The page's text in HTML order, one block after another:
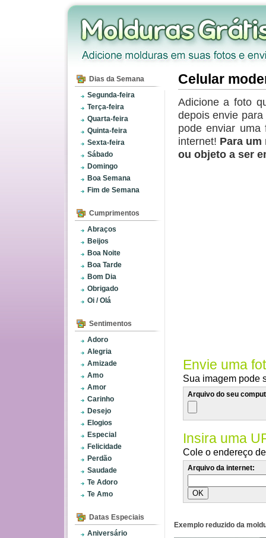
Dias da Semana
Segunda-feira
Terça-feira
Quarta-feira
Quinta-feira
Sexta-feira
Sábado
Domingo
Boa Semana
Fim de Semana
Cumprimentos
Abraços
Beijos
Boa Noite
Boa Tarde
Bom Dia
Obrigado
Oi / Olá
Sentimentos
Adoro
Alegria
Amizade
Amo
Amor
Carinho
Desejo
Elogios
Especial
Felicidade
Perdão
Saudade
Te Adoro
Te Amo
Datas Especiais
Aniversário
Celular
Adicione a foto
depois envie
pode enviar
internet! Para
ou objeto a ser
Envie uma
Sua imagem pode
Arquivo do seu
Insira uma
Cole o endereço
Arquivo da internet:
Exemplo reduzido da